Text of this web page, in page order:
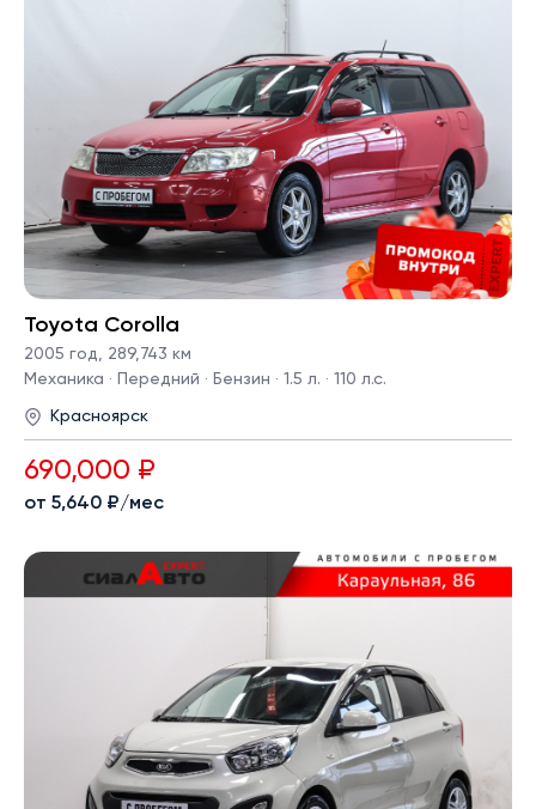
Toyota Corolla
2005 год, 289,743 км
Механика · Передний · Бензин · 1.5 л. · 110 л.с.
Красноярск
690,000 ₽
от 5,640 ₽/мес